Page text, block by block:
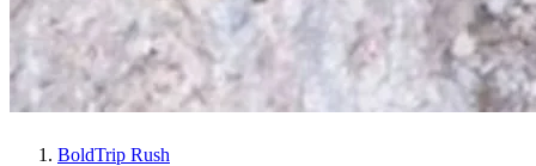
BoldTrip Rush